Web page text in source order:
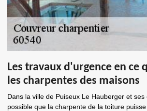
Les travaux d'urgence en ce
les charpentes des maisons
Dans la ville de Puiseux Le Hauberger et ses
possible que la charpente de la toiture